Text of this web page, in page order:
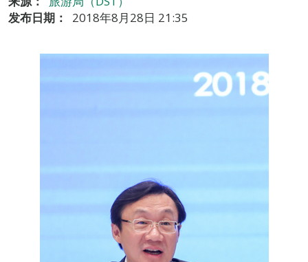
发布日期：
2018年8月28日 21:35